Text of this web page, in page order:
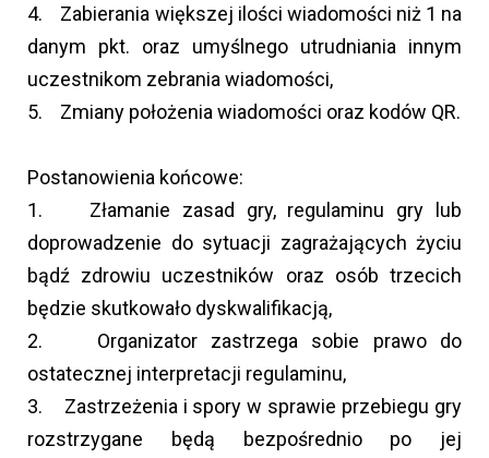
4. Zabierania większej ilości wiadomości niż 1 na
danym pkt. oraz umyślnego utrudniania innym
uczestnikom zebrania wiadomości,
5. Zmiany położenia wiadomości oraz kodów QR.
Postanowienia końcowe:
1. Złamanie zasad gry, regulaminu gry lub
doprowadzenie do sytuacji zagrażających życiu
bądź zdrowiu uczestników oraz osób trzecich
będzie skutkowało dyskwalifikacją,
2. Organizator zastrzega sobie prawo do
ostatecznej interpretacji regulaminu,
3. Zastrzeżenia i spory w sprawie przebiegu gry
rozstrzygane będą bezpośrednio po jej